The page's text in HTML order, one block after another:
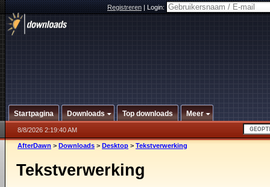
Registreren|Login:
Startpagina Downloads Top downloads Meer
8/8/2026 2:19:40 AM
AfterDawn > Downloads > Desktop > Tekstverwerking
Tekstverwerking